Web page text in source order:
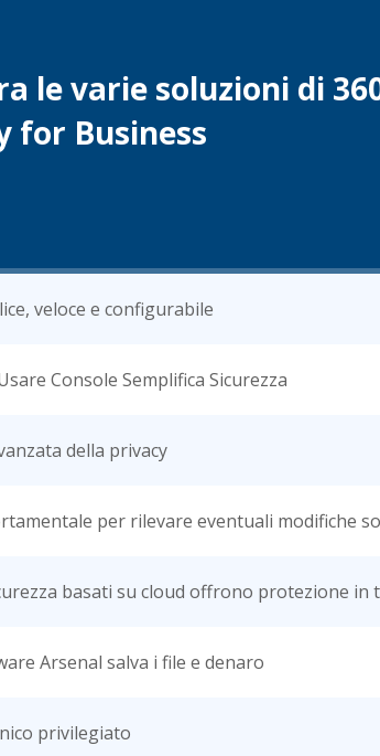
le varie soluzioni di
for Business
veloce e configurabile
Console Semplifica Sicurezza
della privacy
per rilevare eventuali modifiche
basati su cloud offrono protezione in
Arsenal salva i file e denaro
privilegiato